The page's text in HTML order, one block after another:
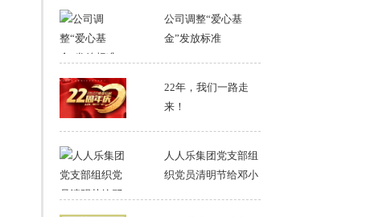
公司调整“爱心基
金”发放标准
22年，我们一路走
来！
人人乐集团党支部组
织党员清明节给邓小